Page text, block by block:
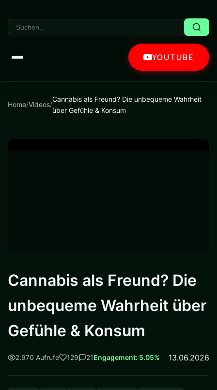
YOUTUBE
Home/Videos/
Cannabis als Freund? Die unbequeme Wahrheit
über Gefühle & Konsum
Cannabis als Freund? Die
unbequeme Wahrheit über
Gefühle & Konsum
2.970 Aufrufe 129 21Engagement: 5.05% 13.06.2026